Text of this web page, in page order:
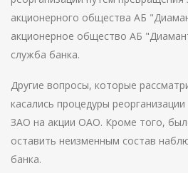
акционерного общества АБ
акционерное общество АБ
служба банка.
Другие вопросы, которые
касались процедуры
ЗАО на акции ОАО. Кроме того,
оставить неизменным состав
банка.